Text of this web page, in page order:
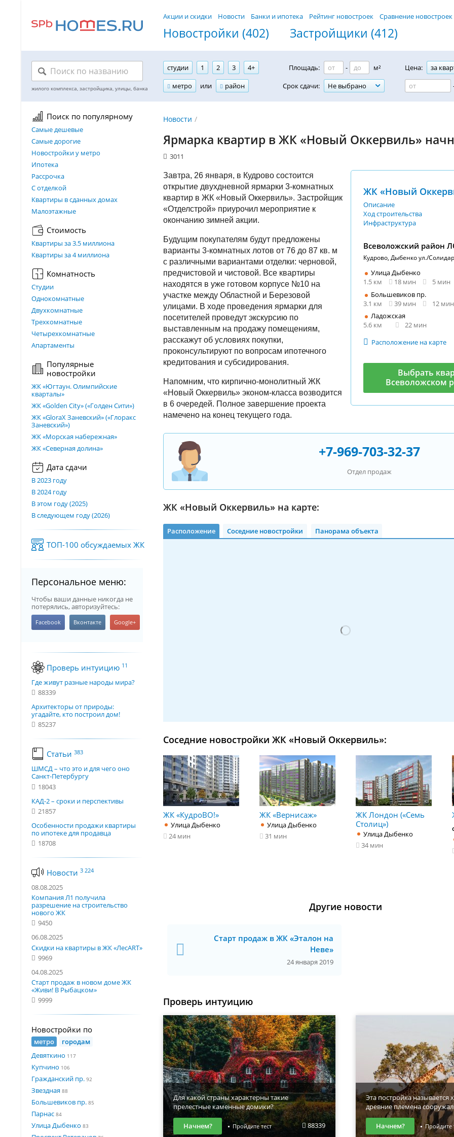
Акции и скидки Новости Банки и ипотека Рейтинг новостроек Сравнение новостроек
Новостройки (402) Застройщики (412)
студии 1 2 3
4+
метро
или район
Площадь: -
м²
Срок сдачи:
Не выбрано
Цена:
за
Поиск по популярному
Самые дешевые
Самые дорогие
Новостройки у метро
Ипотека
Рассрочка
С отделкой
Квартиры в сданных домах
Малоэтажные
Стоимость
Квартиры за 3.5 миллиона
Квартиры за 4 миллиона
Комнатность
Студии
Однокомнатные
Двухкомнатные
Трехкомнатные
Четырехкомнатные
Апартаменты
Популярные
новостройки
ЖК «Югтаун. Олимпийские
кварталы»
ЖК «Golden City» («Голден Сити»)
ЖК «GloraX Заневский»​ («Глоракс
Заневский»)
ЖК «Морская набережная»
ЖК «Северная долина»
Дата сдачи
В 2023 году
В 2024 году
В этом году (2025)
В следующем году (2026)
ТОП-100 обсуждаемых ЖК
Персональное меню:
Чтобы ваши данные никогда не
потерялись, авторизуйтесь:
Проверь интуицию 11
Где живут разные народы мира?
88339
Архитекторы от природы:
угадайте, кто построил дом!
85237
Статьи 383
ШМСД – что это и для чего оно
Санкт-Петербургу
18043
КАД-2 – сроки и перспективы
21857
Особенности продажи квартиры
по ипотеке для продавца
18708
Новости 3 224
08.08.2025
Компания Л1 получила
разрешение на строительство
нового ЖК
9450
06.08.2025
Скидки на квартиры в ЖК «ЛесART»
9969
04.08.2025
Старт продаж в новом доме ЖК
«Живи! В Рыбацком»
9999
Новостройки по
метро
городам
Девяткино 117
Купчино 106
Гражданский пр. 92
Звездная 88
Большевиков пр. 85
Парнас 84
Улица Дыбенко 83
Новости
Ярмарка квартир в ЖК «Новый Оккервиль»
3011
ЖК «Новый
Описание
Ход строительства
Инфраструктура
Всеволожский район
Кудрово, Дыбенко ул./
Улица Дыбенко
1.5 км
18 мин
5 мин
Большевиков пр.
3.1 км
39 мин
12 мин
Ладожская
5.6 км
22 мин
Расположение на карте
Выбрать
Всеволожском
Завтра, 26 января, в Кудрово состоится
открытие двухдневной ярмарки 3-комнатных
квартир в ЖК «Новый Оккервиль». Застройщик
«Отделстрой» приурочил мероприятие к
окончанию зимней акции.
Будущим покупателям будут предложены
варианты 3-комнатных лотов от 76 до 87 кв. м
с различными вариантами отделки: черновой,
предчистовой и чистовой. Все квартиры
находятся в уже готовом корпусе №10 на
участке между Областной и Березовой
улицами. В ходе проведения ярмарки для
посетителей проведут экскурсию по
выставленным на продажу помещениям,
расскажут об условиях покупки,
проконсультируют по вопросам ипотечного
кредитования и субсидирования.
Напомним, что кирпично-монолитный ЖК
«Новый Оккервиль» эконом-класса возводится
в 6 очередей. Полное завершение проекта
намечено на конец текущего года.
+7-969-703-32-37
Отдел продаж
ЖК «Новый Оккервиль» на карте:
Расположение Соседние новостройки Панорама объекта
Соседние новостройки ЖК «Новый Оккервиль»:
ЖК «КудроВО!»
Улица Дыбенко
24 мин
ЖК «Вернисаж»
Улица Дыбенко
31 мин
ЖК Лондон («Семь
Столиц»)
Улица Дыбенко
34 мин
Другие новости
Старт продаж в ЖК «Эталон на
Неве»
24 января 2019
Проверь интуицию
Для какой страны характерны такие
прелестные каменные домики?
88339
Начнем? Пройдите тест
Эта постройка называется
древние племена
Начнем? Пройдите